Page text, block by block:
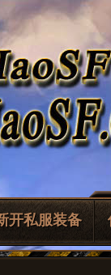
开私服装备